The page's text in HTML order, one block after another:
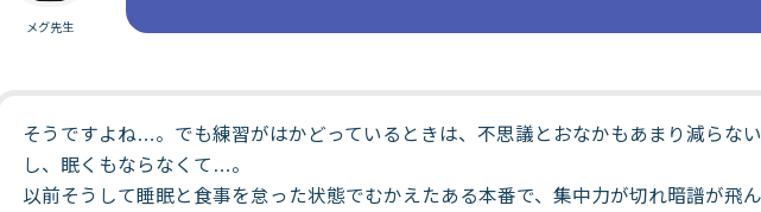
メグ先生
そうですよね…。でも練習がはかどっているときは、不思議とおなかもあまり減らない
し、眠くもならなくて…。
以前そうして睡眠と食事を怠った状態でむかえたある本番で、集中力が切れ暗譜が飛